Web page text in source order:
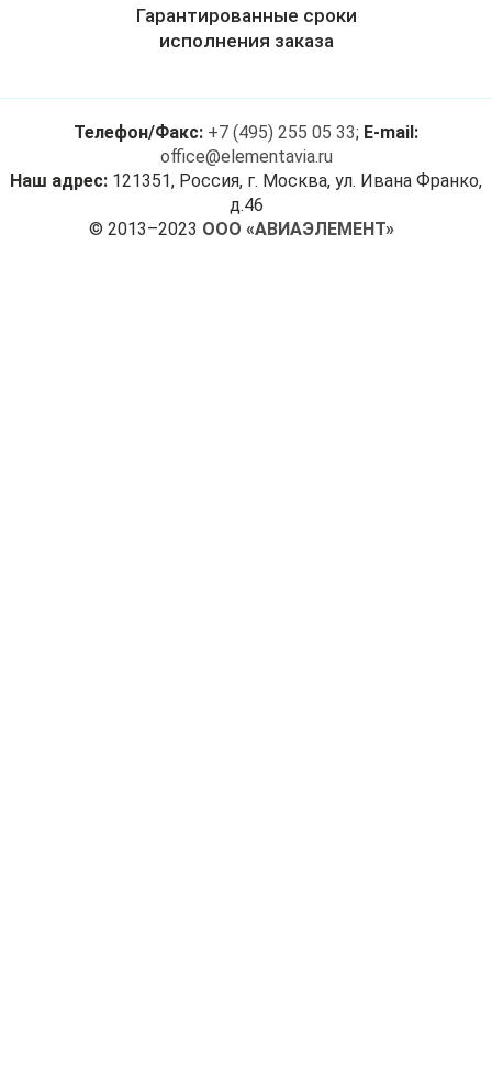
Гарантированные сроки
исполнения заказа
Телефон/Факс: +7 (495) 255 05 33; E-mail:
office@elementavia.ru
Наш адрес: 121351, Россия, г. Москва, ул. Ивана Франко,
д.46
© 2013–2023 ООО «АВИАЭЛЕМЕНТ»